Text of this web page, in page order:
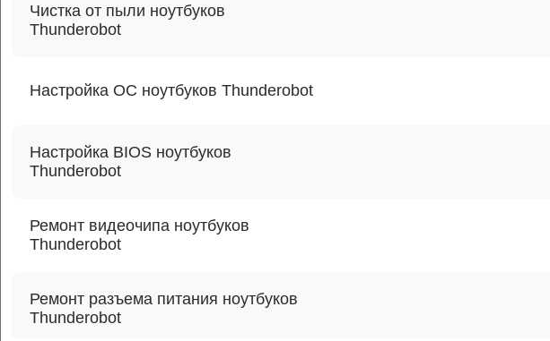
Чистка от пыли ноутбуков
Thunderobot
Настройка ОС ноутбуков Thunderobot
Настройка BIOS ноутбуков
Thunderobot
Ремонт видеочипа ноутбуков
Thunderobot
Ремонт разъема питания ноутбуков
Thunderobot